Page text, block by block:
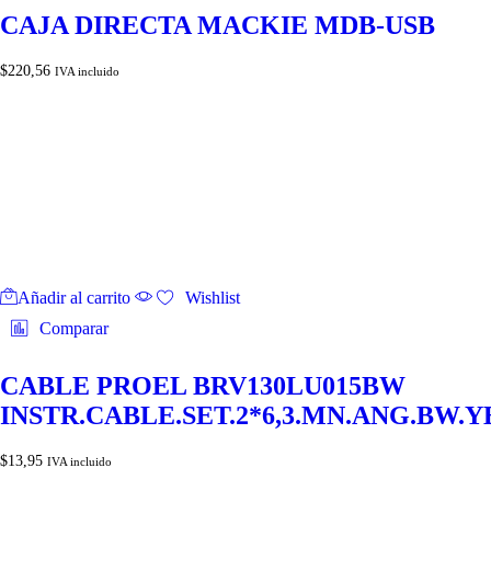
CAJA DIRECTA MACKIE MDB-USB
$220,56 IVA incluido
Añadir al carrito
Wishlist
Comparar
CABLE PROEL BRV130LU015BW
$13,95 IVA incluido